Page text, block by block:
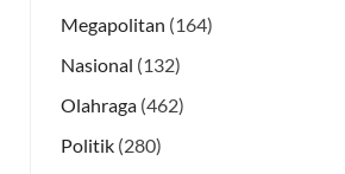
Megapolitan (164)
Nasional (132)
Olahraga (462)
Politik (280)